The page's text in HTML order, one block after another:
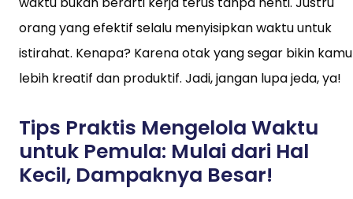
orang yang efektif selalu menyisipkan waktu untuk
istirahat. Kenapa? Karena otak yang segar bikin kamu
lebih kreatif dan produktif. Jadi, jangan lupa jeda, ya!
Tips Praktis Mengelola Waktu
untuk Pemula: Mulai dari Hal
Kecil, Dampaknya Besar!